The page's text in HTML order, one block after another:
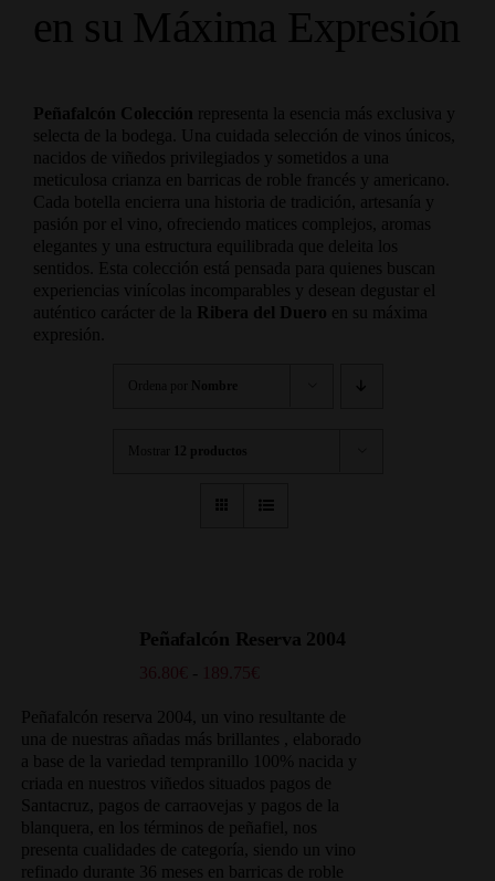
en su Máxima Expresión
Peñafalcón Colección
representa la esencia más exclusiva y
selecta de la bodega. Una cuidada selección de vinos únicos,
nacidos de viñedos privilegiados y sometidos a una
meticulosa crianza en barricas de roble francés y americano.
Cada botella encierra una historia de tradición, artesanía y
pasión por el vino, ofreciendo matices complejos, aromas
elegantes y una estructura equilibrada que deleita los
sentidos. Esta colección está pensada para quienes buscan
experiencias vinícolas incomparables y desean degustar el
auténtico carácter de la Ribera del Duero en su máxima
expresión.
Ordena por Nombre
Mostrar 12 productos
Peñafalcón Reserva 2004
36.80€ - 189.75€
precios:
desde
36.80€
hasta
189.75€
Peñafalcón reserva 2004, un vino resultante de
una de nuestras añadas más brillantes , elaborado
a base de la variedad tempranillo 100% nacida y
criada en nuestros viñedos situados
pagos de
Santacruz, pagos de carraovejas y pagos de la
blanquera, en los términos de peñafiel, nos
presenta cualidades de categoría, siendo un vino
refinado durante 36 meses en barricas de roble